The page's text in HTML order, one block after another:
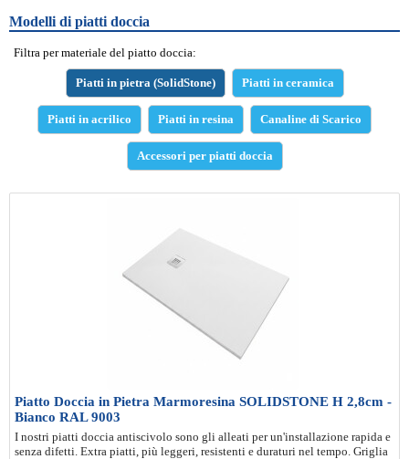
Modelli di piatti doccia
Filtra per materiale del piatto doccia:
Piatti in pietra (SolidStone) Piatti in ceramica
Piatti in acrilico Piatti in resina Canaline di Scarico
Accessori per piatti doccia
Piatto Doccia in Pietra Marmoresina SOLIDSTONE H 2,8cm -
Bianco RAL 9003
I nostri piatti doccia antiscivolo sono gli alleati per un'installazione rapida e
senza difetti. Extra piatti, più leggeri, resistenti e duraturi nel tempo. Griglia